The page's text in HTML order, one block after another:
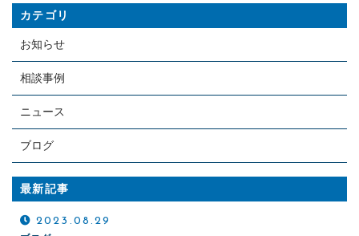
カテゴリ
お知らせ
相談事例
ニュース
ブログ
最新記事
2023.08.29